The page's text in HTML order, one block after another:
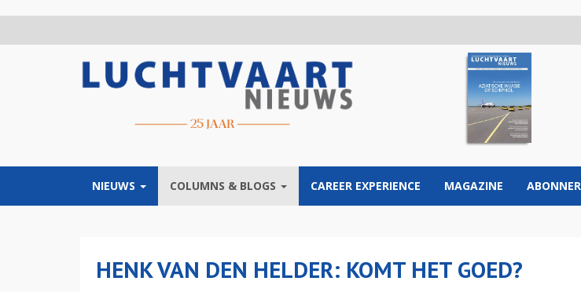
NIEUWS COLUMNS & BLOGS CAREER EXPERIENCE MAGAZINE
HENK VAN DEN HELDER: KOMT HET GOED?